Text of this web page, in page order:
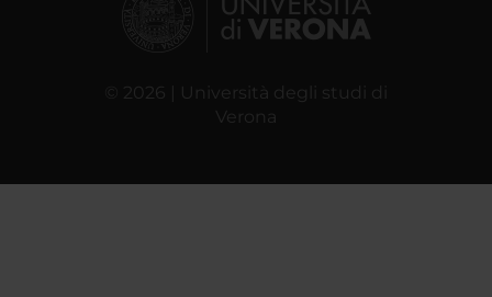
© 2026 | Università degli studi di
Verona